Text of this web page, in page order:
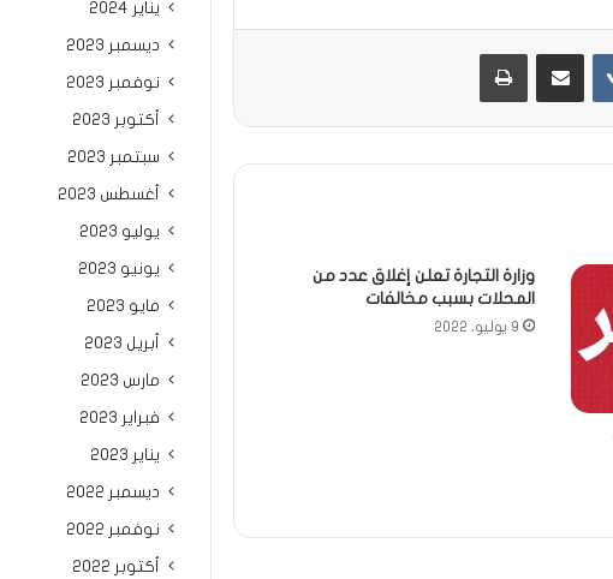
مشاركة عبر البريد طباعة
وزارة التجارة تعلن إغلاق عدد من
المحلات بسبب مخالفات
9 يوليو، 2022
يناير 2024
ديسمبر 2023
نوفمبر 2023
أكتوبر 2023
سبتمبر 2023
أغسطس 2023
يوليو 2023
يونيو 2023
مايو 2023
أبريل 2023
مارس 2023
فبراير 2023
يناير 2023
ديسمبر 2022
نوفمبر 2022
أكتوبر 2022